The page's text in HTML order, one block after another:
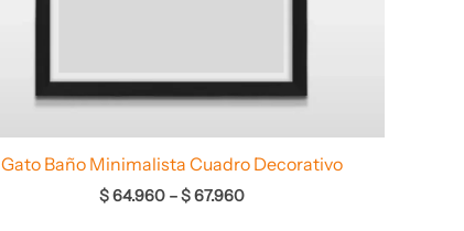
Gato Baño Minimalista Cuadro Decorativo
$64.960 –$67.960